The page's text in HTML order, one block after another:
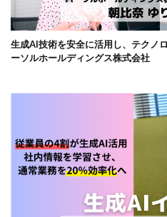
生成AI技術を安全に活用し、テクノ
ーソルホールディングス株式会社